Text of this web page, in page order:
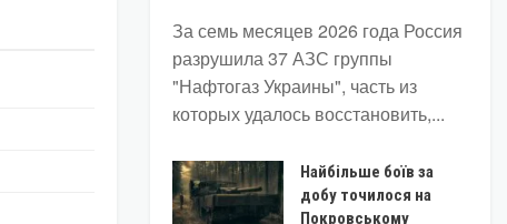
За семь месяцев 2026 года Россия
разрушила 37 АЗС группы
"Нафтогаз Украины", часть из
которых удалось восстановить,...
Найбільше боїв за
добу точилося на
Покровському